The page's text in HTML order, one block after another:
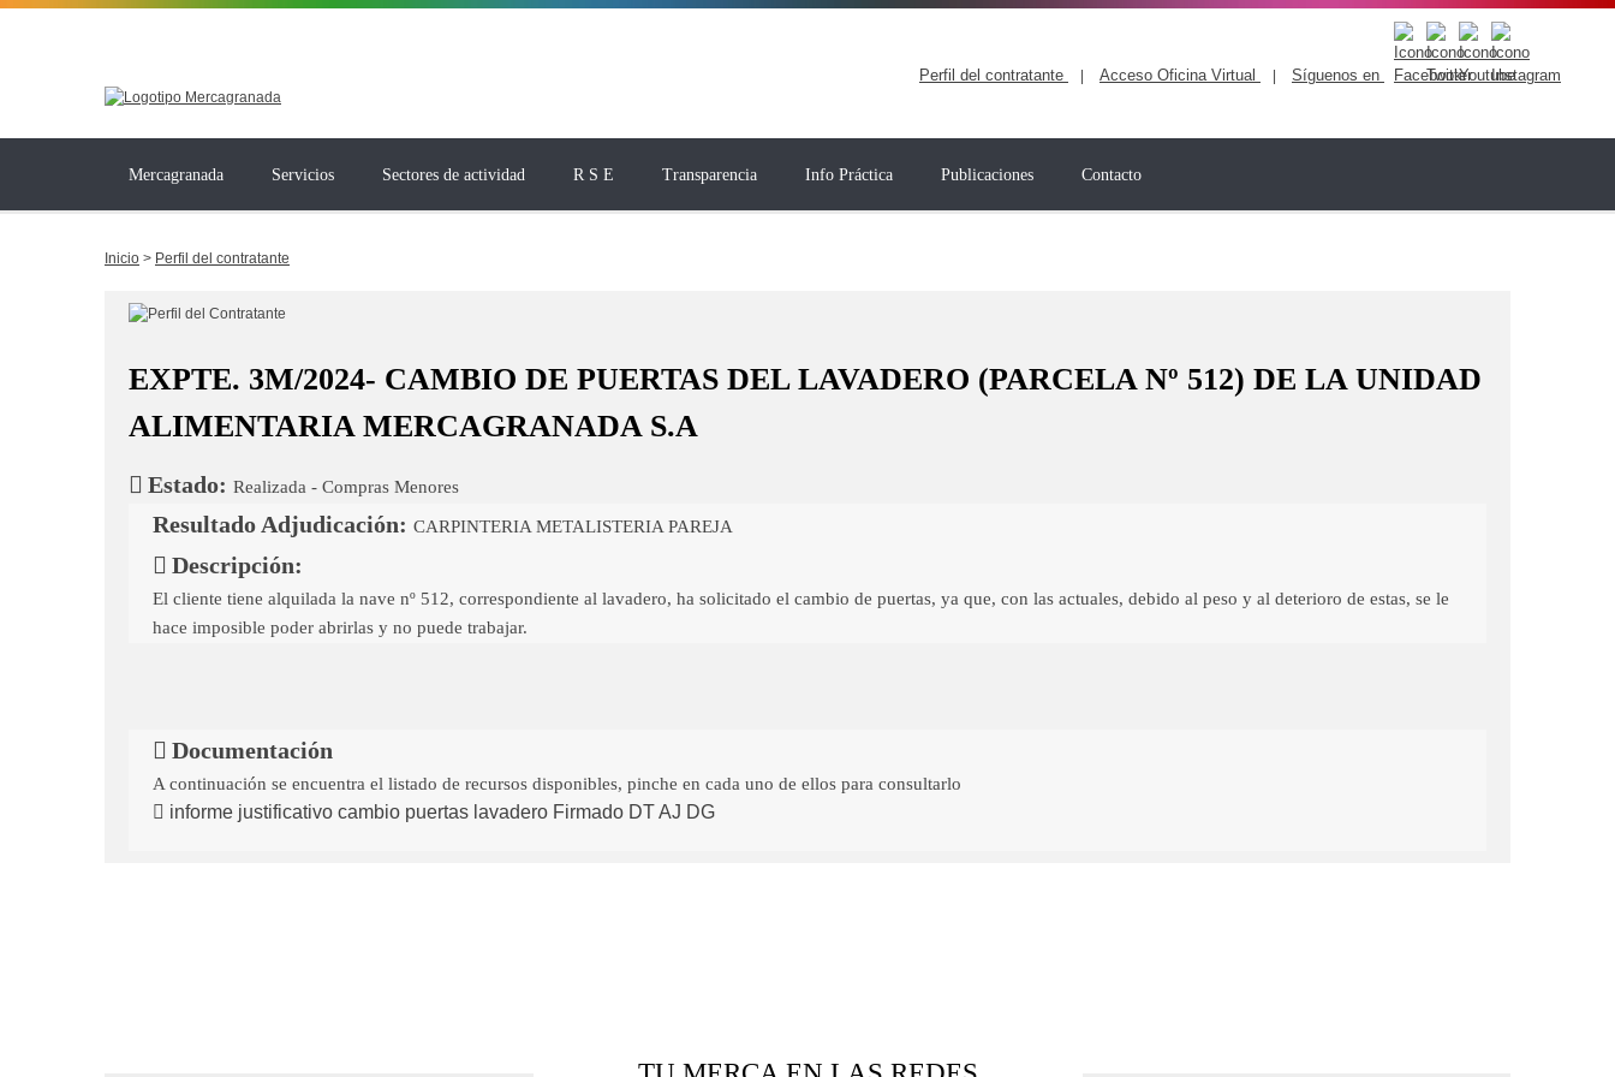
Perfil del contratante Acceso Oficina Virtual Síguenos en
Mercagranada Servicios Sectores de actividad R S E Transparencia Info Práctica Publicaciones Contacto
Inicio > Perfil del contratante
EXPTE. 3M/2024- CAMBIO DE PUERTAS DEL LAVADERO (PARCELA Nº 512) DE LA UNIDAD
ALIMENTARIA MERCAGRANADA S.A
Estado: Realizada - Compras Menores
Resultado Adjudicación: CARPINTERIA METALISTERIA PAREJA
Descripción:
El cliente tiene alquilada la nave nº 512, correspondiente al lavadero, ha solicitado el cambio de puertas, ya que, con las actuales, debido al peso y al deterioro de estas, se le
hace imposible poder abrirlas y no puede trabajar.
Documentación
A continuación se encuentra el listado de recursos disponibles, pinche en cada uno de ellos para consultarlo
informe justificativo cambio puertas lavadero Firmado DT AJ DG